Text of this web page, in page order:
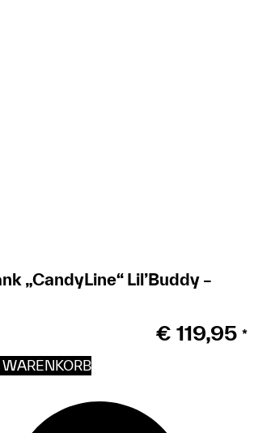
„CandyLine“ Lil’Buddy –
€ 119,95 *
WARENKORB